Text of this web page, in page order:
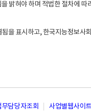
밝혀야 하며 적법한 절차에
을 표시하고, 한국지능정보
무담당자조회 사업별웹사이